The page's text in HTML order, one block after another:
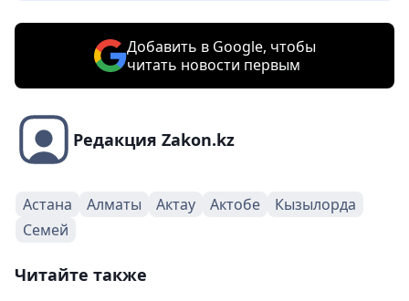
Добавить в Google, чтобы
читать новости первым
Редакция Zakon.kz
Астана Алматы Актау Актобе
Кызылорда
Семей
Читайте также